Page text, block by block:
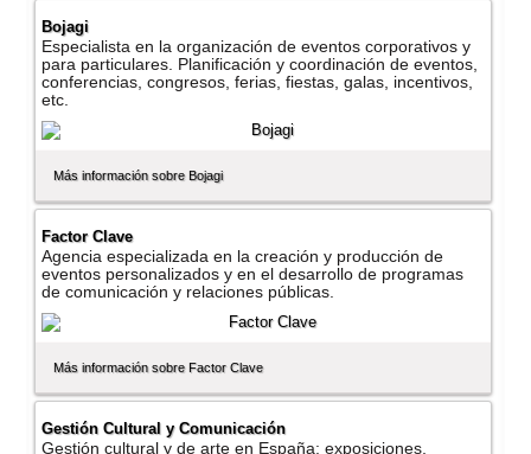
Bojagi
Especialista en la organización de eventos corporativos y
para particulares. Planificación y coordinación de eventos,
conferencias, congresos, ferias, fiestas, galas, incentivos,
etc.
Más información sobre Bojagi
Factor Clave
Agencia especializada en la creación y producción de
eventos personalizados y en el desarrollo de programas
de comunicación y relaciones públicas.
Más información sobre Factor Clave
Gestión Cultural y Comunicación
Gestión cultural y de arte en España: exposiciones,